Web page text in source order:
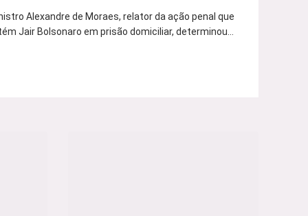
Alexandre de Moraes, relator da ação penal que
Jair Bolsonaro em prisão domiciliar, determinou…